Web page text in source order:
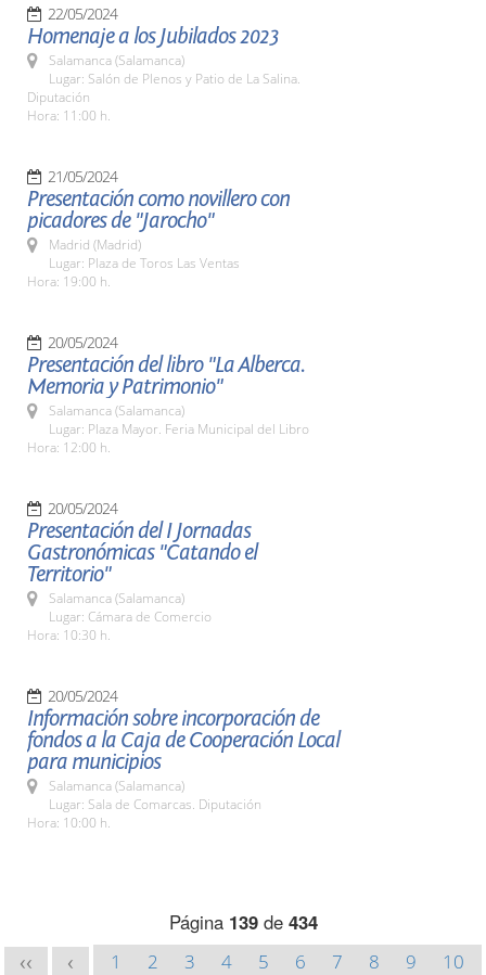
22/05/2024
Homenaje a los Jubilados 2023
Salamanca (Salamanca)
Lugar: Salón de Plenos y Patio de La Salina.
Diputación
Hora: 11:00 h.
21/05/2024
Presentación como novillero con
picadores de "Jarocho"
Madrid (Madrid)
Lugar: Plaza de Toros Las Ventas
Hora: 19:00 h.
20/05/2024
Presentación del libro "La Alberca.
Memoria y Patrimonio"
Salamanca (Salamanca)
Lugar: Plaza Mayor. Feria Municipal del Libro
Hora: 12:00 h.
20/05/2024
Presentación del I Jornadas
Gastronómicas "Catando el
Territorio"
Salamanca (Salamanca)
Lugar: Cámara de Comercio
Hora: 10:30 h.
20/05/2024
Información sobre incorporación de
fondos a la Caja de Cooperación Local
para municipios
Salamanca (Salamanca)
Lugar: Sala de Comarcas. Diputación
Hora: 10:00 h.
Página 139de 434
<< < 1 2 3 4 5 6 7 8 9
10